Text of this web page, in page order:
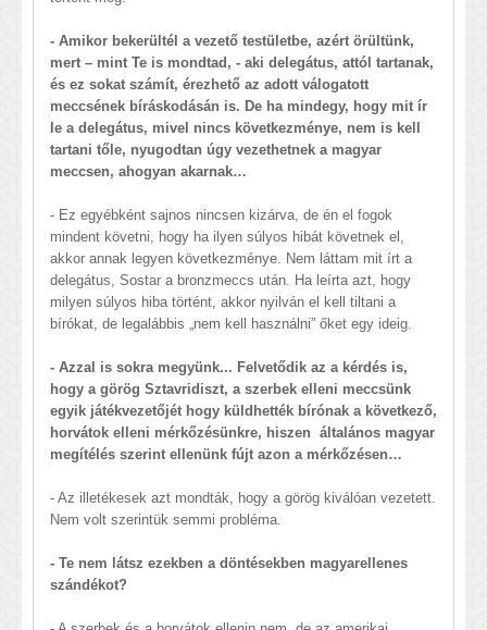
- Amikor bekerültél a vezető testületbe, azért örültünk,
mert – mint Te is mondtad, - aki delegátus, attól tartanak,
és ez sokat számít, érezhető az adott válogatott
meccsének bíráskodásán is. De ha mindegy, hogy mit ír
le a delegátus, mivel nincs következménye, nem is kell
tartani tőle, nyugodtan úgy vezethetnek a magyar
meccsen, ahogyan akarnak…
- Ez egyébként sajnos nincsen kizárva, de én el fogok
mindent követni, hogy ha ilyen súlyos hibát követnek el,
akkor annak legyen következménye. Nem láttam mit írt a
delegátus, Sostar a bronzmeccs után. Ha leírta azt, hogy
milyen súlyos hiba történt, akkor nyilván el kell tiltani a
bírókat, de legalábbis „nem kell használni” őket egy ideig.
- Azzal is sokra megyünk... Felvetődik az a kérdés is,
hogy a görög Sztavridiszt, a szerbek elleni meccsünk
egyik játékvezetőjét hogy küldhették bírónak a következő,
horvátok elleni mérkőzésünkre, hiszen általános magyar
megítélés szerint ellenünk fújt azon a mérkőzésen…
- Az illetékesek azt mondták, hogy a görög kiválóan vezetett.
Nem volt szerintük semmi probléma.
- Te nem látsz ezekben a döntésekben magyarellenes
szándékot?